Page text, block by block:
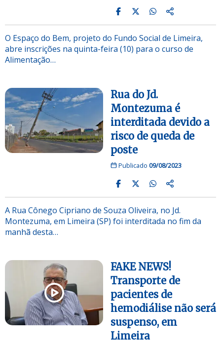
O Espaço do Bem, projeto do Fundo Social de Limeira,
abre inscrições na quinta-feira (10) para o curso de
Alimentação…
Rua do Jd.
Montezuma é
interditada devido a
risco de queda de
poste
Publicado 09/08/2023
A Rua Cônego Cipriano de Souza Oliveira, no Jd.
Montezuma, em Limeira (SP) foi interditada no fim da
manhã desta…
FAKE NEWS!
Transporte de
pacientes de
hemodiálise não será
suspenso, em
Limeira